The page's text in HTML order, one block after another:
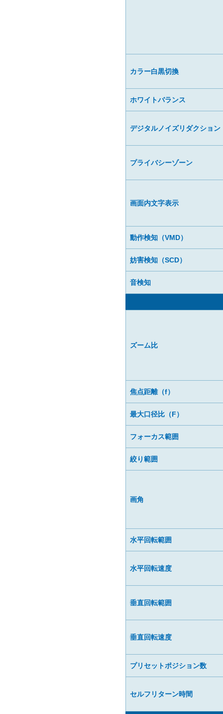
カラー白黒切換
ホワイトバランス
デジタルノイズリダクション
プライバシーゾーン
画面内文字表示
動作検知（VMD）
妨害検知（SCD）
音検知
ズーム比
焦点距離（f）
最大口径比（F）
フォーカス範囲
絞り範囲
画角
水平回転範囲
水平回転速度
垂直回転範囲
垂直回転速度
プリセットポジション数
セルフリターン時間